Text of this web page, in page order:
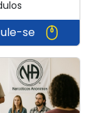
se